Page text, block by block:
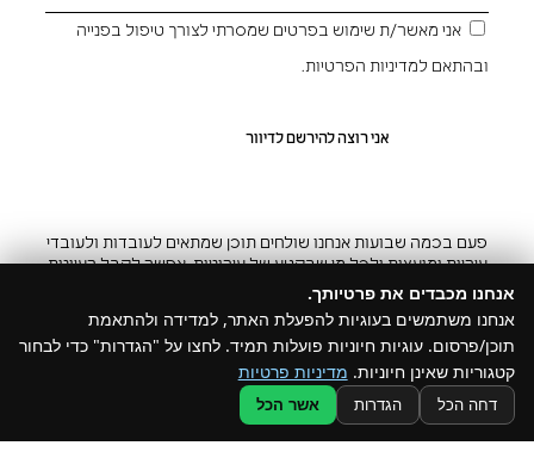
אני מאשר/ת שימוש בפרטים שמסרתי לצורך טיפול בפנייה
ובהתאם למדיניות הפרטיות.
פעם בכמה שבועות אנחנו שולחים תוכן שמתאים לעובדות ולעובדי
עיריות ומועצות ולכל מי שבקטע של עירוניות. אפשר לקבל רעיונות
@ כל הזכויות שמורות ל –Build
אנחנו מכבדים את פרטיותך.
אנחנו משתמשים בעוגיות להפעלת האתר, למדידה ולהתאמת
תוכן/פרסום. עוגיות חיוניות פועלות תמיד. לחצו על "הגדרות" כדי לבחור
קטגוריות שאינן חיוניות. מדיניות פרטיות
דחה הכל הגדרות אשר הכל